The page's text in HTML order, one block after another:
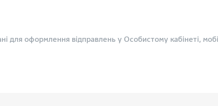
для оформлення відправлень у Особистому кабінеті,